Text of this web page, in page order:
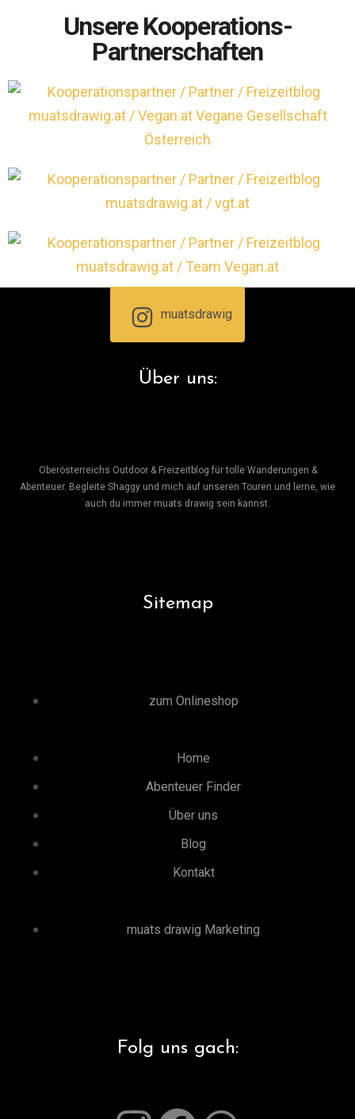
Unsere Kooperations-
Partnerschaften
muatsdrawig
Über uns:
Oberösterreichs Outdoor & Freizeitblog für tolle Wanderungen &
Abenteuer. Begleite Shaggy und mich auf unseren Touren und lerne, wie
auch du immer muats drawig sein kannst.
Sitemap
zum Onlineshop
Home
Abenteuer Finder
Über uns
Blog
Kontakt
muats drawig Marketing
Folg uns gach: